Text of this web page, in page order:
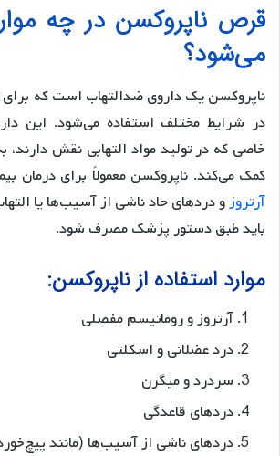
قرص ناپروکسن در چه
می‌شود؟
ناپروکسن یک داروی ضدالتهاب است که
در شرایط مختلف استفاده می‌شود. این
خاصی که در تولید مواد التهابی نقش
کمک می‌کند. ناپروکسن معمولاً برای درمان
آرتروزو دردهای حاد ناشی از آسیب‌ها یا
باید طبق دستور پزشک مصرف شود.
موارد استفاده از ناپروکسن:
آرتروز و روماتیسم مفصلی
درد عضلانی و اسکلتی
سردرد و میگرن
دردهای قاعدگی
دردهای ناشی از آسیب‌ها (مانند